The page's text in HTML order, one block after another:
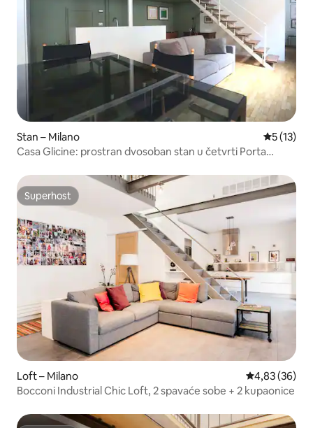
Stan – Milano Prosječna
5 (13)
Casa Glicine: prostran dvosoban stan u četvrti Porta
Superhost
Superhost
Loft – Milano Prosječna
4,83 (36)
Bocconi Industrial Chic Loft, 2 spavaće sobe + 2 kupaonice